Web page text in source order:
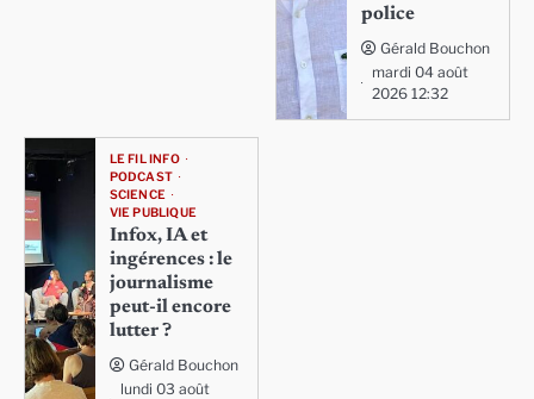
police
Gérald Bouchon
mardi 04 août
2026 12:32
LE FIL INFO
PODCAST
SCIENCE
VIE PUBLIQUE
Infox, IA et
ingérences : le
journalisme
peut-il encore
lutter ?
Gérald Bouchon
lundi 03 août